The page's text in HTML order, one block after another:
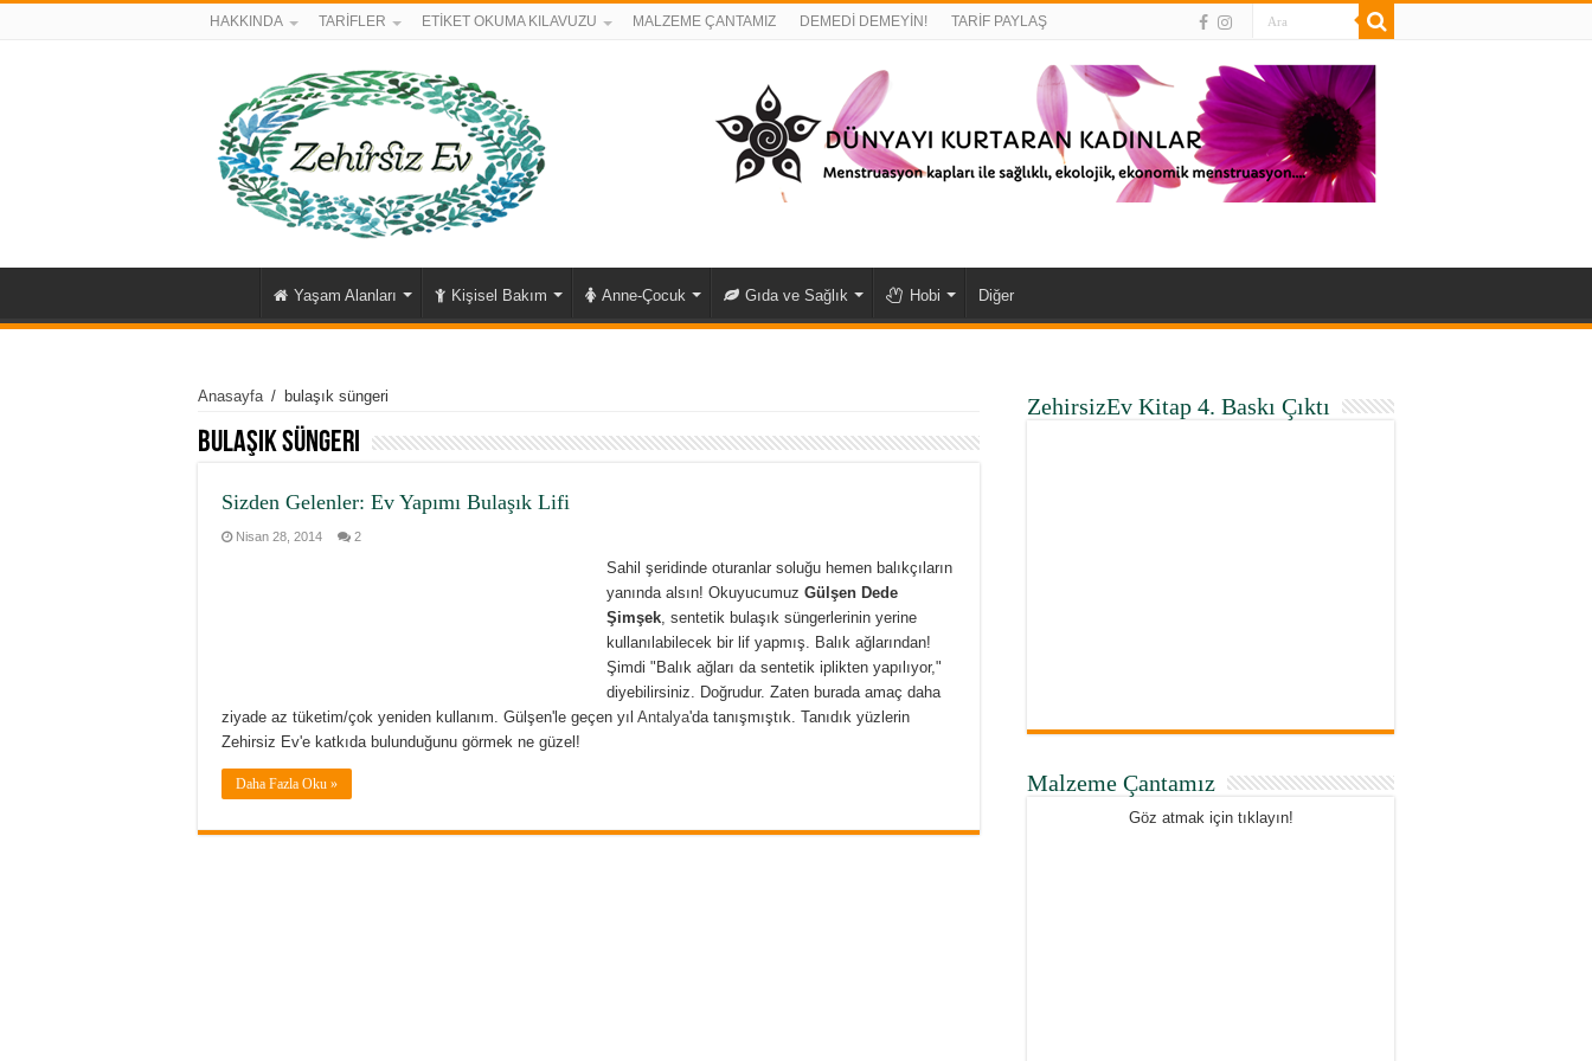
HAKKINDA TARİFLER ETİKET OKUMA KILAVUZU MALZEME ÇANTAMIZ DEMEDİ DEMEYİN! TARİF PAYLAŞ
Yaşam Alanları Kişisel Bakım Anne-Çocuk Gıda ve Sağlık Hobi Diğer
Anasayfa / bulaşık süngeri
bulaşık süngeri
Sizden Gelenler: Ev Yapımı Bulaşık Lifi
Nisan 28, 2014 2
Sahil şeridinde oturanlar soluğu hemen balıkçıların
yanında alsın! Okuyucumuz Gülşen Dede
Şimşek, sentetik bulaşık süngerlerinin yerine
kullanılabilecek bir lif yapmış. Balık ağlarından!
Şimdi "Balık ağları da sentetik iplikten yapılıyor,"
diyebilirsiniz. Doğrudur. Zaten burada amaç daha
ziyade az tüketim/çok yeniden kullanım. Gülşen'le geçen yıl Antalya'da tanışmıştık. Tanıdık yüzlerin
Zehirsiz Ev'e katkıda bulunduğunu görmek ne güzel!
Daha Fazla Oku »
ZehirsizEv Kitap 4. Baskı Çıktı
Malzeme Çantamız
Göz atmak için tıklayın!